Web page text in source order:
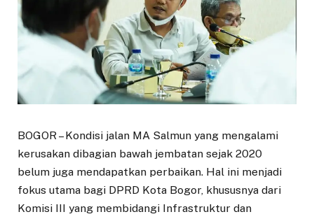
BOGOR – Kondisi jalan MA Salmun yang mengalami
kerusakan dibagian bawah jembatan sejak 2020
belum juga mendapatkan perbaikan. Hal ini menjadi
fokus utama bagi DPRD Kota Bogor, khususnya dari
Komisi III yang membidangi Infrastruktur dan